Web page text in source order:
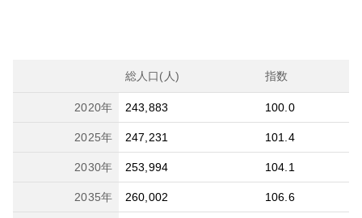
総人口(人) 指数
2020年 243,883 100.0
2025年 247,231 101.4
2030年 253,994 104.1
2035年 260,002 106.6